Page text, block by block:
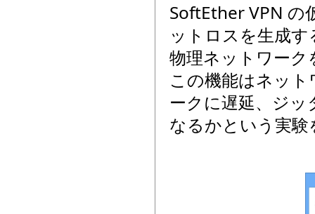
SoftEther VPN の
ットロスを生成
物理ネットワー
この機能はネッ
ークに遅延、ジ
なるかという実